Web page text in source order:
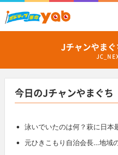
Jチャンやま
今日のJチャンやまぐち
泳いでいたのは何？萩に日本
元ひきこもり自治会長…地域